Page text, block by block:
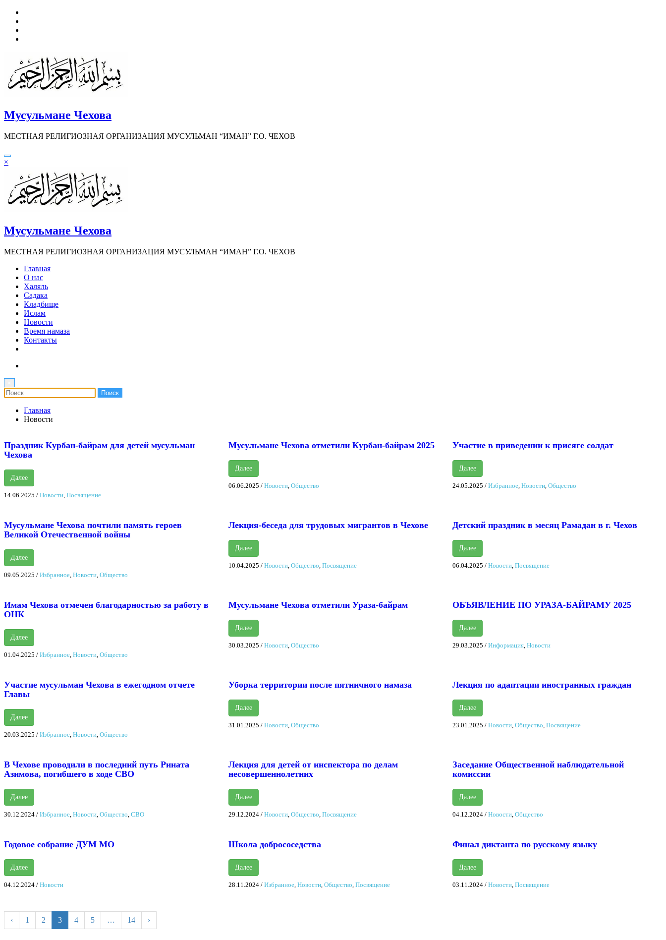
Перейти
содержимому
Мусульмане Чехова
МЕСТНАЯ РЕЛИГИОЗНАЯ ОРГАНИЗАЦИЯ МУСУЛЬМАН “ИМАН” Г.О. ЧЕХОВ
×
Мусульмане Чехова
МЕСТНАЯ РЕЛИГИОЗНАЯ ОРГАНИЗАЦИЯ МУСУЛЬМАН “ИМАН” Г.О. ЧЕХОВ
Главная
О нас
Халяль
Садака
Кладбище
Ислам
Новости
Время намаза
Контакты
Главная
Новости
Праздник Курбан-байрам для детей мусульман
Чехова
Далее
14.06.2025 / Новости Посвящение
Мусульмане Чехова отметили Курбан-байрам 2025
Далее
06.06.2025 / Новости, Общество
Участие в приведении к присяге солдат
Далее
24.05.2025 /Избранное ,Новости ,Общество
Мусульмане Чехова почтили память героев
Великой Отечественной войны
Далее
09.05.2025 / Избранное Новости Общество
Лекция-беседа для трудовых мигрантов в Чехове
Далее
10.04.2025 / Новости, Общество Посвящение
Детский праздник в месяц Рамадан в г. Чехов
Далее
06.04.2025 /Новости ,Посвящение
Имам Чехова отмечен благодарностью за работу в
ОНК
Далее
01.04.2025 / Избранное Новости Общество
Мусульмане Чехова отметили Ураза-байрам
Далее
30.03.2025 / Новости, Общество
ОБЪЯВЛЕНИЕ ПО УРАЗА-БАЙРАМУ 2025
Далее
29.03.2025 /Информация ,Новости
Участие мусульман Чехова в ежегодном отчете
Главы
Далее
20.03.2025 / Избранное Новости Общество
Уборка территории после пятничного намаза
Далее
31.01.2025 / Новости, Общество
Лекция по адаптации иностранных граждан
Далее
23.01.2025 /Новости ,Общество ,Посвящение
В Чехове проводили в последний путь Рината
Азимова, погибшего в ходе СВО
Далее
30.12.2024 / Избранное Новости Общество СВО
Лекция для детей от инспектора по делам
несовершеннолетних
Далее
29.12.2024/ Новости, Общество Посвящение
Заседание Общественной наблюдательной
комиссии
Далее
04.12.2024 /Новости ,Общество
Годовое собрание ДУМ МО
Далее
04.12.2024 / Новости
Школа добрососедства
Далее
28.11.2024/ Избранное, Новости, Общество Посвящение
Финал диктанта по русскому языку
Далее
03.11.2024 /Новости ,Посвящение
‹ 1 2 3 4 5 … 14 ›